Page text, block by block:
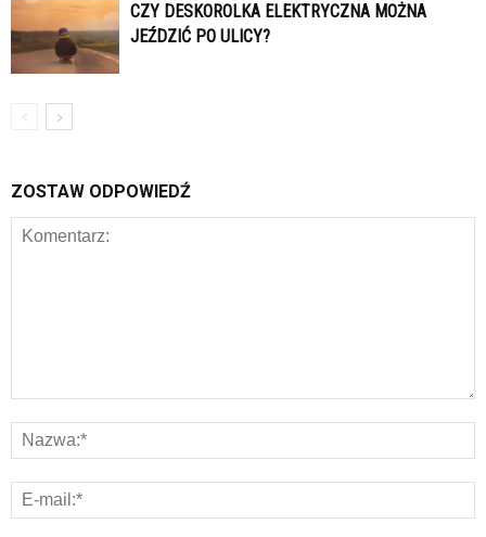
CZY DESKOROLKA ELEKTRYCZNA MOŻNA
JEŹDZIĆ PO ULICY?
ZOSTAW ODPOWIEDŹ